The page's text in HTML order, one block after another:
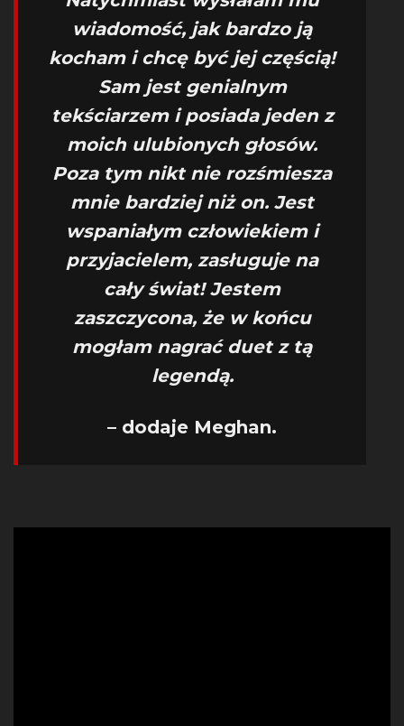
wiadomość, jak bardzo ją
kocham i chcę być jej częścią!
Sam jest genialnym
tekściarzem i posiada jeden z
moich ulubionych głosów.
Poza tym nikt nie rozśmiesza
mnie bardziej niż on. Jest
wspaniałym człowiekiem i
przyjacielem, zasługuje na
cały świat! Jestem
zaszczycona, że w końcu
mogłam nagrać duet z tą
legendą.
– dodaje Meghan.